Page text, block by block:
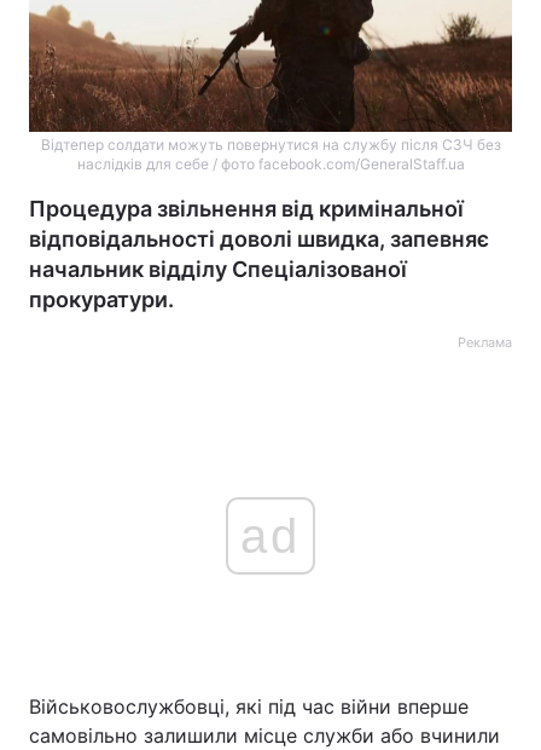
Відтепер солдати можуть повернутися на службу після СЗЧ без
наслідків для себе / фото facebook.com/GeneralStaff.ua
Процедура звільнення від кримінальної
відповідальності доволі швидка, запевняє
начальник відділу Спеціалізованої
прокуратури.
Реклама
ad
Військовослужбовці, які під час війни вперше
самовільно залишили місце служби або вчинили